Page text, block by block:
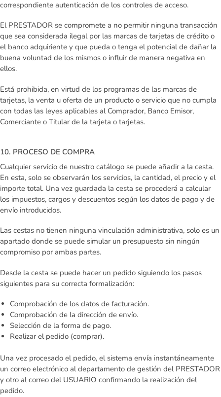
correspondiente autenticación de los controles de acceso.
El PRESTADOR se compromete a no permitir ninguna transacción
que sea considerada ilegal por las marcas de tarjetas de crédito o
el banco adquiriente y que pueda o tenga el potencial de dañar la
buena voluntad de los mismos o influir de manera negativa en
ellos.
Está prohibida, en virtud de los programas de las marcas de
tarjetas, la venta u oferta de un producto o servicio que no cumpla
con todas las leyes aplicables al Comprador, Banco Emisor,
Comerciante o Titular de la tarjeta o tarjetas.
10. PROCESO DE COMPRA
Cualquier servicio de nuestro catálogo se puede añadir a la cesta.
En esta, solo se observarán los servicios, la cantidad, el precio y el
importe total. Una vez guardada la cesta se procederá a calcular
los impuestos, cargos y descuentos según los datos de pago y de
envío introducidos.
Las cestas no tienen ninguna vinculación administrativa, solo es un
apartado donde se puede simular un presupuesto sin ningún
compromiso por ambas partes.
Desde la cesta se puede hacer un pedido siguiendo los pasos
siguientes para su correcta formalización:
Comprobación de los datos de facturación.
Comprobación de la dirección de envío.
Selección de la forma de pago.
Realizar el pedido (comprar).
Una vez procesado el pedido, el sistema envía instantáneamente
un correo electrónico al departamento de gestión del PRESTADOR
y otro al correo del USUARIO confirmando la realización del
pedido.